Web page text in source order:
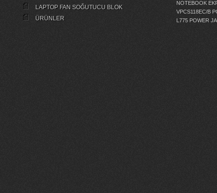
LAPTOP FAN SOĞUTUCU BLOK
ÜRÜNLER
NOTEBOOK
VPCS118EC/B
L775 POWER